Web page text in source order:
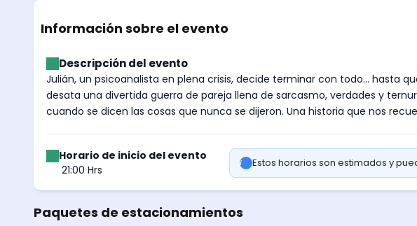
Información sobre el evento
Descripción del evento
Julián, un psicoanalista en plena crisis, decide terminar con todo... hasta
desata una divertida guerra de pareja llena de sarcasmo, verdades y
cuando se dicen las cosas que nunca se dijeron. Una historia que nos
Horario de inicio del evento
21:00 Hrs
Estos horarios son estimados y
Paquetes de estacionamientos